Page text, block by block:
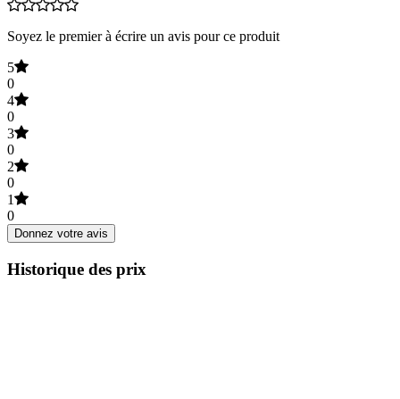
Soyez le premier à écrire un avis pour ce produit
5
0
4
0
3
0
2
0
1
0
Donnez votre avis
Historique des prix